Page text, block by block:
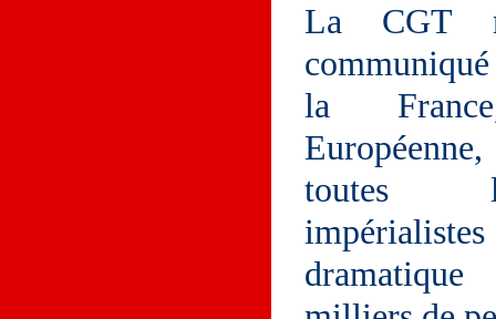
La CGT
la
toutes